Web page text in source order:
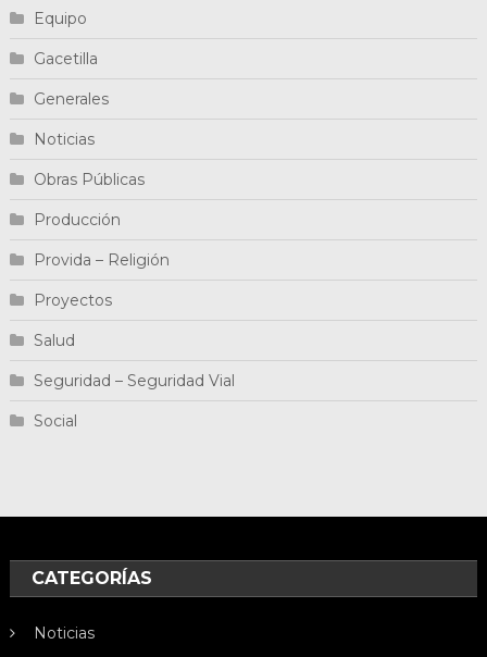
Equipo
Gacetilla
Generales
Noticias
Obras Públicas
Producción
Provida – Religión
Proyectos
Salud
Seguridad – Seguridad Vial
Social
CATEGORÍAS
Noticias